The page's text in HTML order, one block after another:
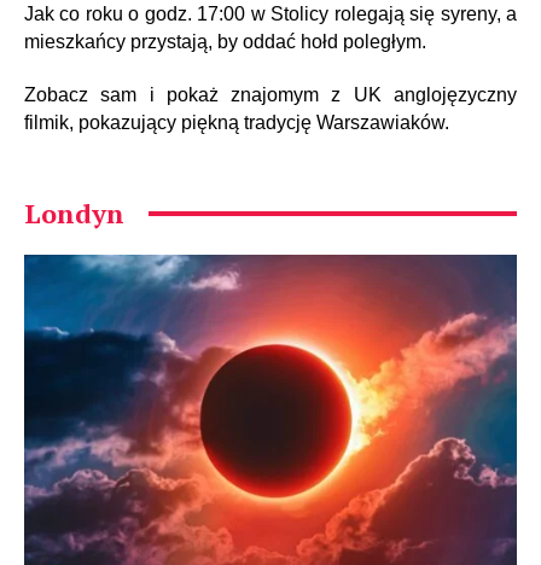
Jak co roku o godz. 17:00 w Stolicy rolegają się syreny, a
mieszkańcy przystają, by oddać hołd poległym.
Zobacz sam i pokaż znajomym z UK anglojęzyczny
filmik, pokazujący piękną tradycję Warszawiaków.
Londyn